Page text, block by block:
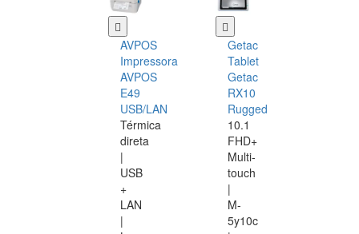
AVPOS
Impressora
AVPOS
E49
USB/LAN
Térmica
direta
|
USB
+
LAN
|
Getac
Tablet
Getac
RX10
Rugged
10.1
FHD+
Multi-
touch
|
M-
5y10c